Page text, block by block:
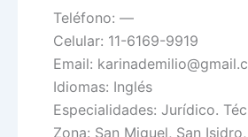
Teléfono: —
Celular: 11-6169-9919
Email:
Idiomas: Inglés
Especialidades: Jurídico.
Zona: San Miguel, San